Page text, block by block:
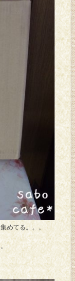
めてる。。。